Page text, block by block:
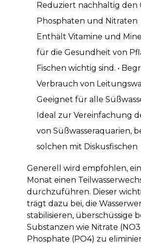
Reduziert nachhaltig den
Phosphaten und Nitraten
Enthält Vitamine und
für die Gesundheit von
Fischen wichtig sind. •
Verbrauch von
Geeignet für alle
Ideal zur Vereinfachung
von Süßwasseraquarien,
solchen mit Diskusfischen
Generell wird empfohlen,
Monat einen
durchzuführen. Dieser
trägt dazu bei, die
stabilisieren, überschüssige
Substanzen wie Nitrate
Phosphate (PO4) zu